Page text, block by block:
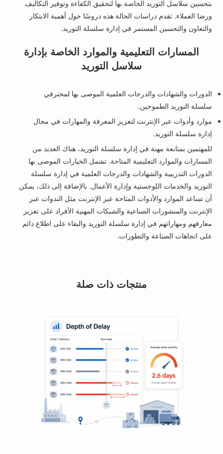
بتحسين سلاسل التوريد الخاصة بها لتحقيق الكفاءة وتوفير التكاليف
ورضا العملاء. تقدم دراسات الحالة هذه دروسًا حول أهمية الابتكار
والتعاون والتحسين المستمر في إدارة سلسلة التوريد.
المسارات التعليمية والموارد الخاصة بإدارة
سلاسل التوريد
الدورات والشهادات والدرجات العلمية الموصى بها لمحترفي
سلسلة التوريد الطموحين.
موارد وأدوات عبر الإنترنت لتعزيز المعرفة والمهارات في مجال
إدارة سلسلة التوريد.
للمهتمين بمتابعة مهنة في إدارة سلسلة التوريد، هناك العديد من
المسارات والموارد التعليمية المتاحة. تشمل الخيارات الموصى بها
الدورات التدريبية والشهادات والدرجات العلمية في إدارة سلسلة
التوريد والخدمات اللوجستية وإدارة الأعمال. بالإضافة إلى ذلك، يمكن
أن تساعد الموارد والأدوات المتاحة عبر الإنترنت مثل الندوات عبر
الإنترنت والمنشورات الصناعية والشبكات المهنية الأفراد على تعزيز
معارفهم ومهاراتهم في إدارة سلسلة التوريد والبقاء على اطلاع دائم
على اتجاهات الصناعة والتطورات.
منتجات ذات صلة